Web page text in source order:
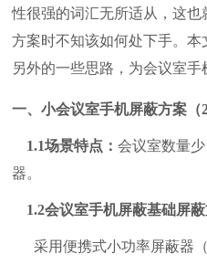
性很强的词汇无所适从，这
方案时不知该如何处下手。
另外的一些思路，为会议室手
一、小会议室手机屏蔽方案（
1.1场景特点：会议室数量
器。
1.2会议室手机屏蔽基础屏
采用便携式小功率屏蔽器